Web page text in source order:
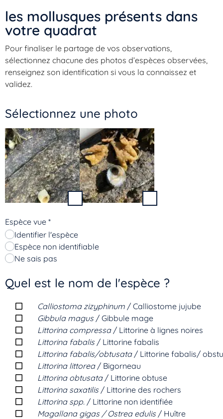
les mollusques présents dans
votre quadrat​
Pour finaliser le partage de vos observations,
sélectionnez chacune des photos d’espèces observées,
renseignez son identification si vous la connaissez et
validez.
Sélectionnez une photo
Espèce vue *
Identifier l'espèce
Espèce non identifiable
Ne sais pas
Quel est le nom de l'espèce ?
Calliostoma zizyphinum / Calliostome jujube
Gibbula magus/ Gibbule mage
Littorina compressa/ Littorine à lignes noires
Littorina fabalis/ Littorine fabalis
Littorina fabalis/obtusata/ Littorine fabalis/
Littorina littorea/ Bigorneau
Littorina obtusata/ Littorine obtuse
Littorina saxatilis/ Littorine des rochers
Littorina spp. / Littorine non identifiée
Magallana gigas / Ostrea edulis/ Huître